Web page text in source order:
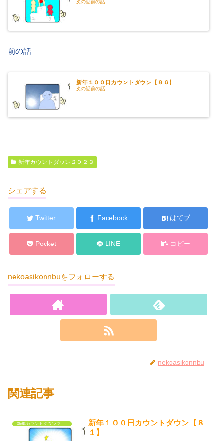
次の話前の話
前の話
新年１００日カウントダウン【８６】
次の話前の話
新年カウントダウン２０２３
シェアする
Twitter Facebook はてブ
Pocket LINE コピー
nekoasikonnbuをフォローする
nekoasikonnbu
関連記事
新年１００日カウントダウン【８
１】